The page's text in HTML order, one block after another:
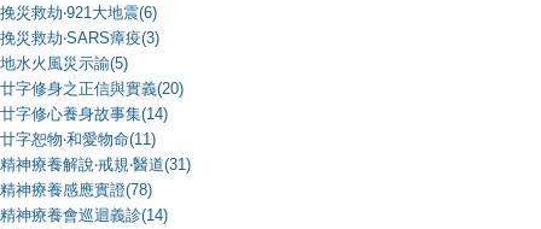
挽災救劫‧921大地震(6)
挽災救劫‧SARS瘴疫(3)
地水火風災示諭(5)
廿字修身之正信與實義(20)
廿字修心養身故事集(14)
廿字恕物‧和愛物命(11)
精神療養解說‧戒規‧醫道(31)
精神療養感應實證(78)
精神療養會巡迴義診(14)